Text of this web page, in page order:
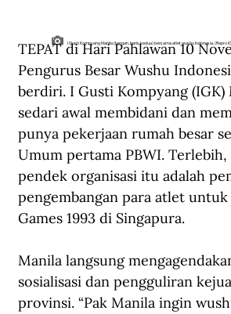
I Gusti Kompyang Manila (tengah, baris kedua) bersama atlet wushu Indonesia. (Repro
TEPAT di Hari Pahlawan 10
Pengurus Besar Wushu
berdiri. I Gusti Kompyang (IGK)
sedari awal membidani dan
punya pekerjaan rumah besar
Umum pertama PBWI.
pendek organisasi itu adalah
pengembangan para atlet untuk
Games 1993 di Singapura.
Manila langsung
sosialisasi dan pengguliran
provinsi. “Pak Manila ingin